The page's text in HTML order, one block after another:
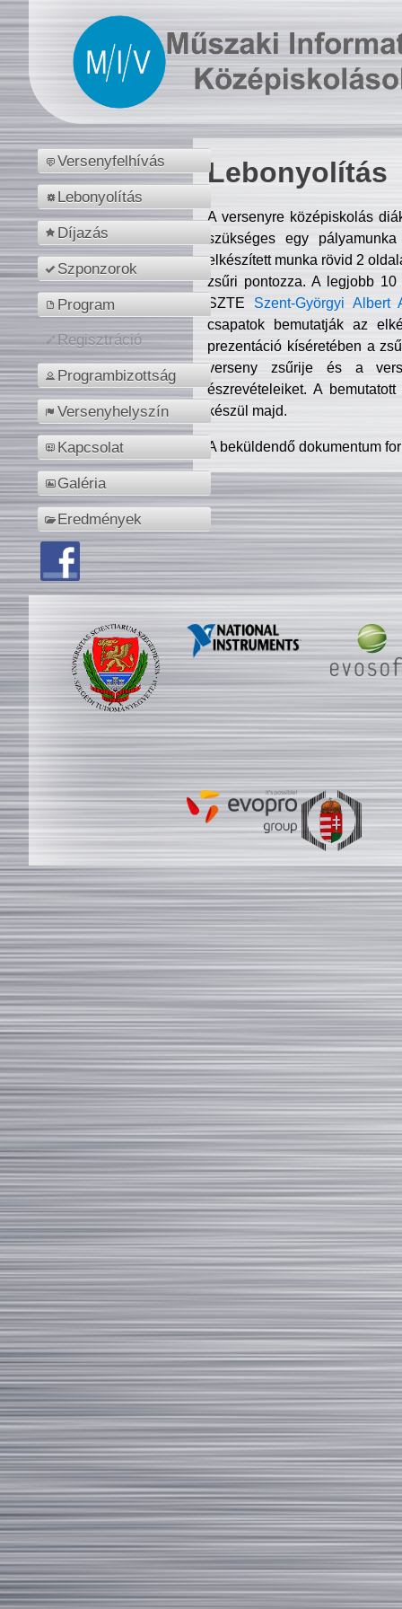
Versenyfelhívás
Lebonyolítás
Díjazás
Szponzorok
Program
Regisztráció
Programbizottság
Versenyhelyszín
Kapcsolat
Galéria
Eredmények
Lebonyolítás
A versenyre középiskolás
szükséges egy
elkészített munka rövid 2
zsűri pontozza. A legjobb
SZTE Szent-Györgyi Albert
csapatok bemutatják az
prezentáció kíséretében a
verseny zsűrije és a
észrevételeiket. A
készül majd.
A beküldendő dokumentum